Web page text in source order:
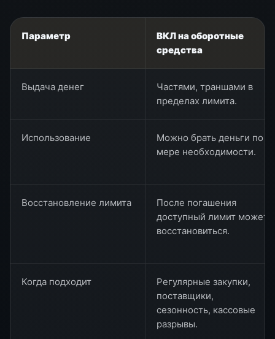
Параметр
ВКЛ на оборотные
средства
Выдача денег
Частями, траншами в
пределах лимита.
Использование
Можно брать деньги по
мере необходимости.
Восстановление лимита
После погашения
доступный лимит может
восстановиться.
Когда подходит
Регулярные закупки,
поставщики,
сезонность, кассовые
разрывы.